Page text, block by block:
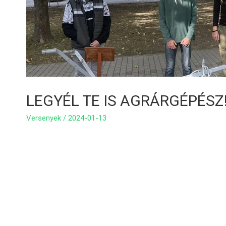
LEGYÉL TE IS
Versenyek / 2024-01-13